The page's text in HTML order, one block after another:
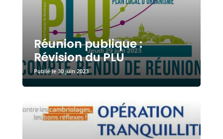
Réunion publique :
Révision du PLU
30 juin 2023